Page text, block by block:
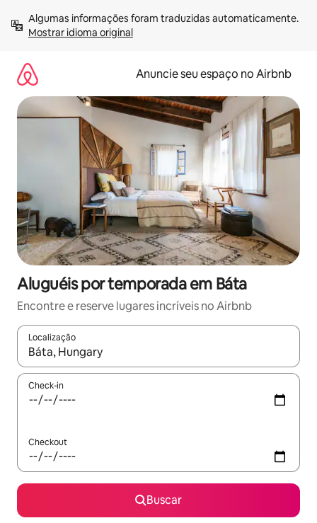
para
Mostrar idioma original
Anuncie seu espaço no Airbnb
Aluguéis por temporada em Báta
Encontre e reserve lugares incríveis no Airbnb
Localização
Quando os resultados estiverem disponíveis, explore-os
Check-in
Checkout
Buscar